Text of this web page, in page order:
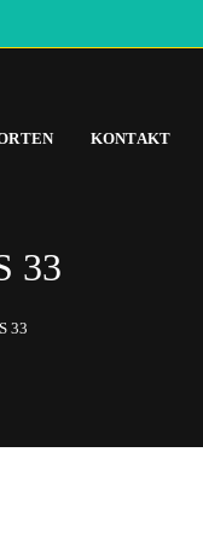
KONTAKT
33
33